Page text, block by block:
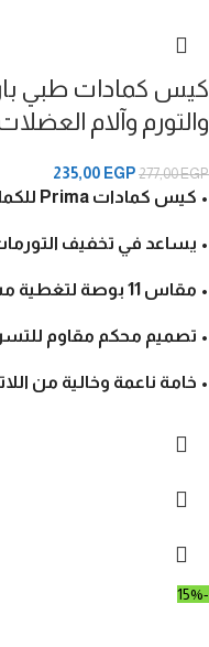
كيس كمادات طبي
والتورم وآلام
277,00EGP
235,00 EGP
• كيس كمادات Prima
• يساعد في تخفيف
• مقاس 11 بوصة لتغطية مساحة مناسبة من الجسم.
• تصميم محكم مقاوم
• خامة ناعمة وخالية من
-15%